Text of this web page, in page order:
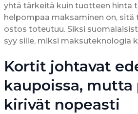
yhtä tärkeitä kuin tuotteen hinta
helpompaa maksaminen on,
ostos toteutuu. Siksi
syy sille, miksi maksuteknologia
Kortit johtavat
kaupoissa,
kirivät nopeasti